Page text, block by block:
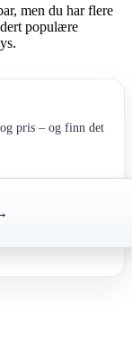
men du har flere
populære
pris – og finn det